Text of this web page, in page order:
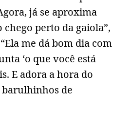
já se aproxima
perto da gaiola”,
me dá bom dia com
‘o que você está
E adora a hora do
barulhinhos de